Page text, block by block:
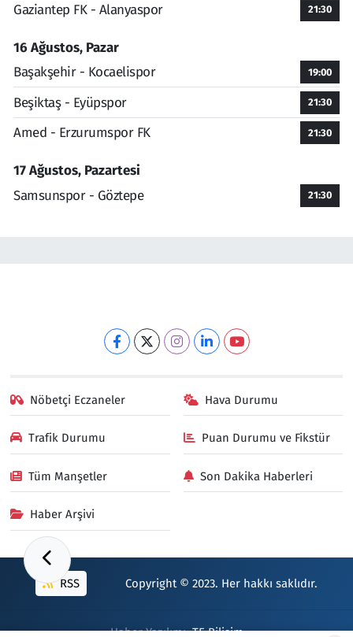
Gaziantep FK - Alanyaspor 21:30
16 Ağustos, Pazar
Başakşehir - Kocaelispor
19:00
Beşiktaş - Eyüpspor 21:30
Amed - Erzurumspor FK 21:30
17 Ağustos, Pazartesi
Samsunspor - Göztepe
21:30
Nöbetçi Eczaneler Hava Durumu
Trafik Durumu Puan Durumu ve Fikstür
Tüm Manşetler Son Dakika Haberleri
Haber Arşivi
RSS Copyright © 2023. Her hakkı saklıdır.
Haber Yazılımı:TE Bilişim